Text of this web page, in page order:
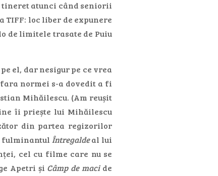
tineret atunci când seniorii
TIFF: loc liber de expunere
de limitele trasate de Puiu
el, dar nesigur pe ce vrea
normei s-a dovedit a fi
Mihăilescu. (Am reușit
îi priește lui Mihăilescu
din partea regizorilor
fulminantul Întregaldeal lui
cel cu filme care nu se
Apetri și Câmp de macide